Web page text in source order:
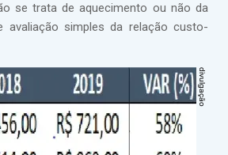
se trata de aquecimento ou não da
avaliação simples da relação custo-